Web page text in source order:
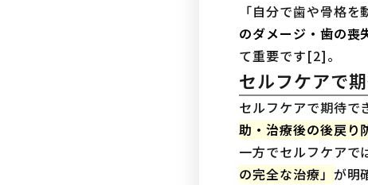
「自分で歯や骨格
のダメージ・歯の喪
て重要です[2]。
セルフケアで
セルフケアで期待で
助・治療後の後戻り
一方でセルフケアで
の完全な治療」 が明